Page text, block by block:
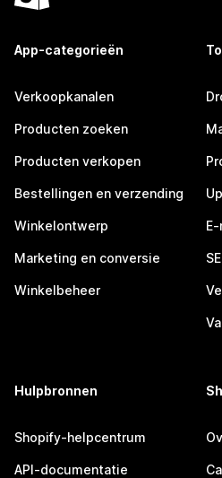
App-categorieën
Verkoopkanalen
Producten zoeken
Producten verkopen
Bestellingen en verzending
Winkelontwerp
Marketing en conversie
Winkelbeheer
Hulpbronnen
Shopify-helpcentrum
API-documentatie